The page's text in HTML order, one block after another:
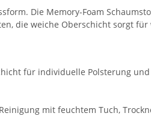
Die Memory-Foam
die weiche Oberschicht sorgt
für individuelle Polsterung
mit feuchtem Tuch,